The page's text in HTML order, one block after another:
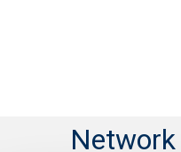
Network